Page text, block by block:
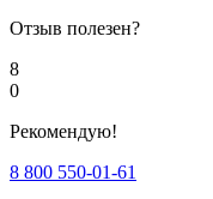
Отзыв полезен?
8
0
Рекомендую!
8 800 550-01-61